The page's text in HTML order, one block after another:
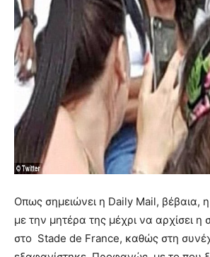
Οπως σημειώνει η Daily Mail, βέβαια,
με την μητέρα της μέχρι να αρχίσει η
στο Stade de France, καθώς στη